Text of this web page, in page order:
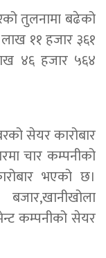
तुलनामा बढेको
११ हजार ३६१
४६ हजार ५६४
सेयर कारोबार
चार कम्पनीको
भएको छ।
कम्पनीको सेयर